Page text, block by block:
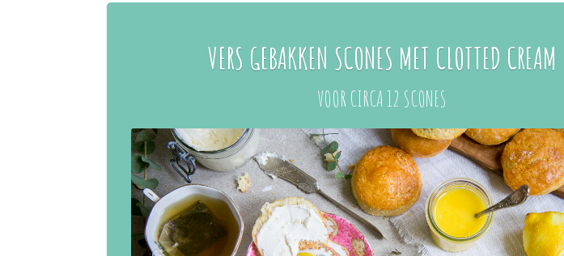
VERS GEBAKKEN SCONES MET CLOTTED CREAM
VOOR CIRCA 12 SCONES